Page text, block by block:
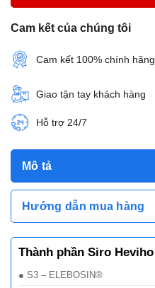
Cam kết của chúng tôi
Cam kết 100% chính hãng
Giao tận tay khách hàng
Hỗ trợ 24/7
Mô tả
Hướng dẫn mua hàng
Thành phần Siro Heviho
● S3 – ELEBOSIN®